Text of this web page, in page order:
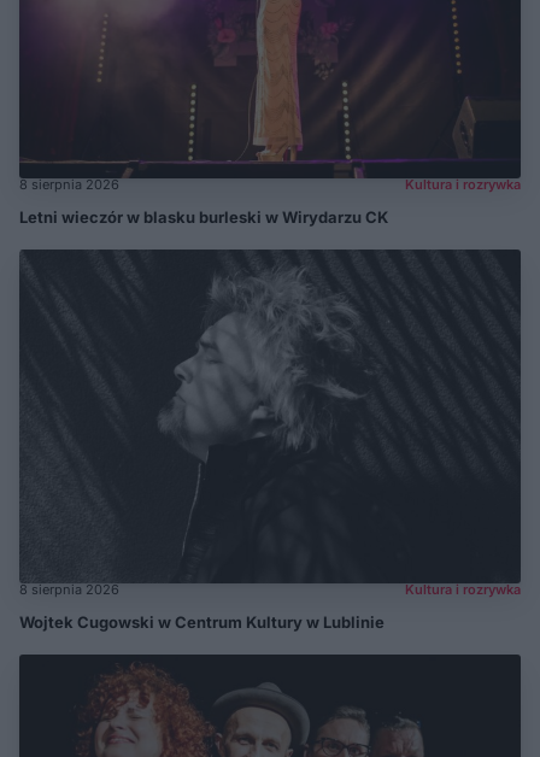
8 sierpnia 2026 Kultura i rozrywka
Letni wieczór w blasku burleski w Wirydarzu CK
8 sierpnia 2026 Kultura i rozrywka
Wojtek Cugowski w Centrum Kultury w Lublinie